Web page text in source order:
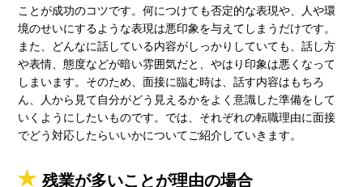
ことが成功のコツです。何につけても否定的な表現や、人や環
境のせいにするような表現は悪印象を与えてしまうだけです。
また、どんなに話している内容がしっかりしていても、話し方
や表情、態度などが暗い雰囲気だと、やはり印象は悪くなって
しまいます。そのため、面接に臨む時は、話す内容はもちろ
ん、人から見て自分がどう見えるかをよく意識した準備をして
いくようにしたいものです。では、それぞれの転職理由に面接
でどう対応したらいいかについてご紹介していきます。
残業が多いことが理由の場合